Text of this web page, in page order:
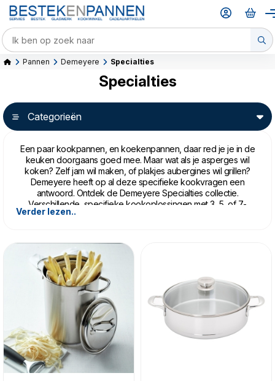
Pannen Demeyere Specialties
Specialties
Categorieën
Een paar kookpannen, en koekenpannen, daar red je je in de
keuken doorgaans goed mee. Maar wat als je asperges wil
koken? Zelf jam wil maken, of plakjes aubergines wil grillen?
Demeyere heeft op al deze specifieke kookvragen een
antwoord. Ontdek de Demeyere Specialties collectie.
Verschillende, specifieke kookoplossingen met 3, 5, of 7-
Verder lezen..